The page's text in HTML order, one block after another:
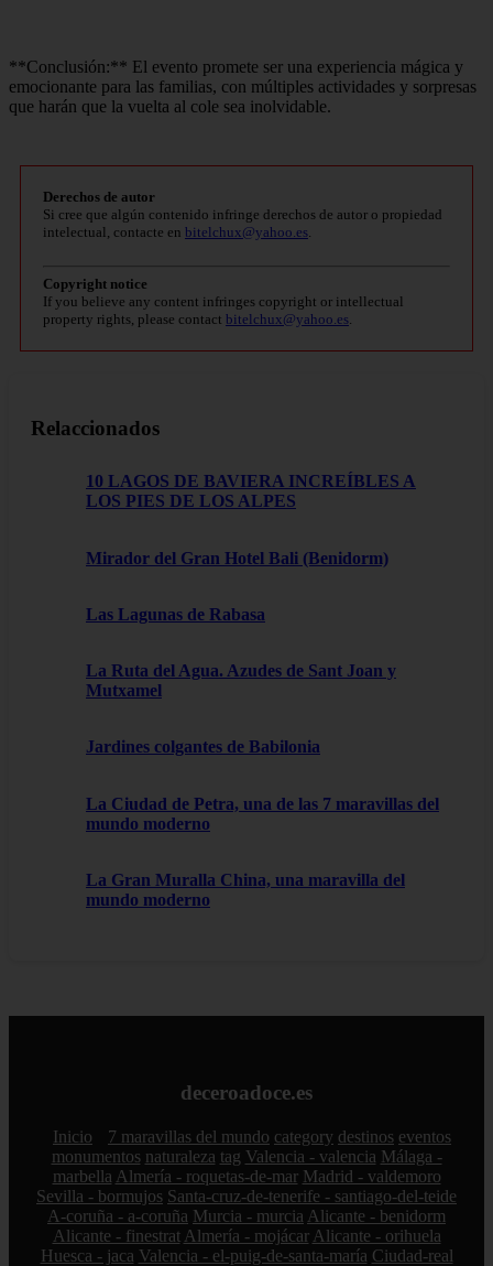
**Conclusión:** El evento promete ser una experiencia mágica y
emocionante para las familias, con múltiples actividades y sorpresas
que harán que la vuelta al cole sea inolvidable.
Derechos de autor
Si cree que algún contenido infringe derechos de autor o propiedad
intelectual, contacte en bitelchux@yahoo.es
Copyright notice
If you believe any content infringes copyright or intellectual
property rights, please contact bitelchux@yahoo.es
Relaccionados
10 LAGOS DE BAVIERA INCREÍBLES A
LOS PIES DE LOS ALPES
Mirador del Gran Hotel Bali (Benidorm)
Las Lagunas de Rabasa
La Ruta del Agua. Azudes de Sant Joan y
Mutxamel
Jardines colgantes de Babilonia
La Ciudad de Petra, una de las 7 maravillas del
mundo moderno
La Gran Muralla China, una maravilla del
mundo moderno
deceroadoce.es
Inicio 7 maravillas del mundo category destinos eventos
monumentos naturaleza tag Valencia - valencia Málaga -
marbella Almería - roquetas-de-mar Madrid - valdemoro
Sevilla - bormujos Santa-cruz-de-tenerife - santiago-del-teide
A-coruña - a-coruña Murcia - murcia Alicante - benidorm
Alicante - finestrat Almería - mojácar Alicante - orihuela
Huesca - jaca Valencia - el-puig-de-santa-maría Ciudad-real